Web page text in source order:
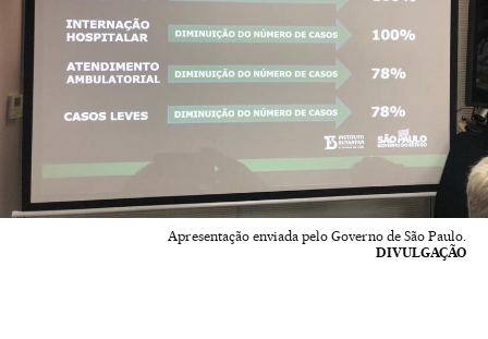
Apresentação enviada pelo Governo de São Paulo.
DIVULGAÇÃO